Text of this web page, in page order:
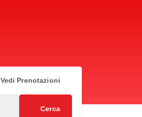
Vedi Prenotazioni
Cerca